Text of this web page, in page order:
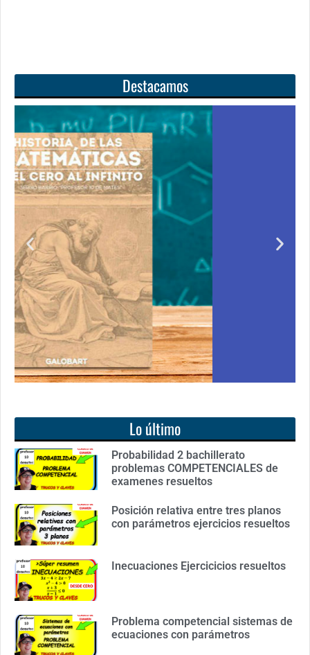
Destacamos
cero
Unas matemáticas
para todos
Notición!! Ya se puede adquirir nuestro segundo
libro: Unas matemáticas para todos
Ver libro
Lo último
Probabilidad 2 bachillerato
problemas COMPETENCIALES de
examenes resueltos
Posición relativa entre tres planos
con parámetros ejercicios resueltos
Inecuaciones Ejercicicios resueltos
Problema competencial sistemas de
ecuaciones con parámetros